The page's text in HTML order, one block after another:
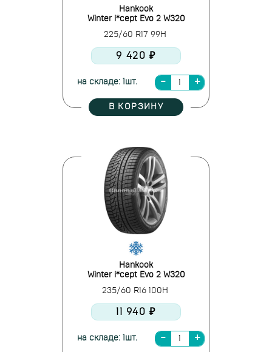
Hankook
Winter i*cept Evo 2 W320
225/60 R17 99H
9 420 ₽
на складе: 1шт.
В КОРЗИНУ
Hankook
Winter i*cept Evo 2 W320
235/60 R16 100H
11 940 ₽
на складе: 1шт.